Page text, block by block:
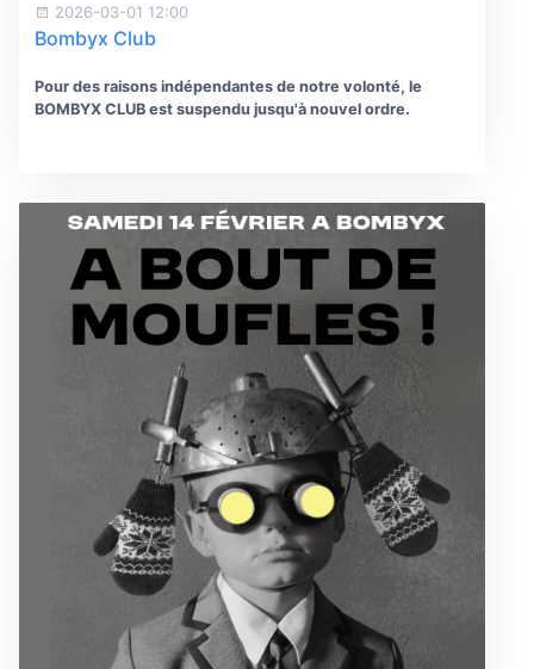
2026-03-01 12:00
Bombyx Club
Pour des raisons indépendantes de notre volonté, le
BOMBYX CLUB est suspendu jusqu'à nouvel ordre.